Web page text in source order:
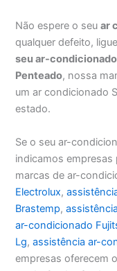
Não espere o seuar
qualquer defeito,
seu ar-
Penteado, nossa
um ar condicionado
estado.
Se o seu ar-
indicamos empresas
marcas de ar-
Electrolux,
Brastemp,
ar-condicionado
Lg,assistência ar-
empresas oferecem